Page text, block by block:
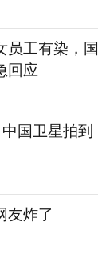
员工有染，国
回应
国卫星拍到
友炸了